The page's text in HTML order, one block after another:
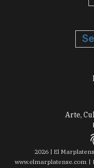
Arte,
2026| El
www.elmarplatense.com